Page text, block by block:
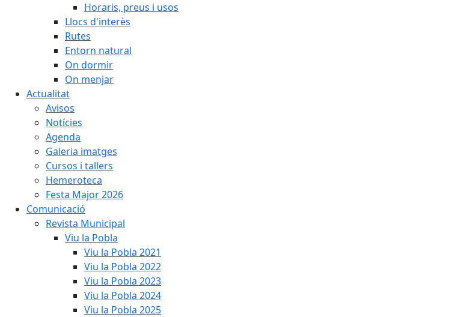
Horaris, preus i usos
Llocs d'interès
Rutes
Entorn natural
On dormir
On menjar
Actualitat
Avisos
Notícies
Agenda
Galeria imatges
Cursos i tallers
Hemeroteca
Festa Major 2026
Comunicació
Revista Municipal
Viu la Pobla
Viu la Pobla 2021
Viu la Pobla 2022
Viu la Pobla 2023
Viu la Pobla 2024
Viu la Pobla 2025